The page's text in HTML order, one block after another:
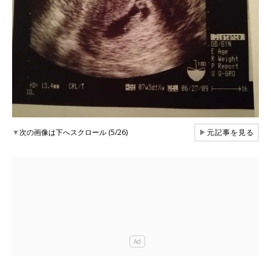
▼次の画像は下へスクロール (5/26) ▶元記事を見る